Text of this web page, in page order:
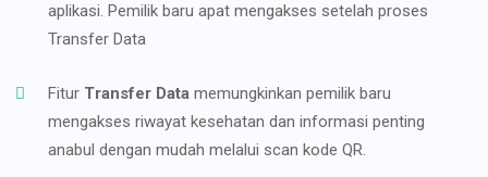
aplikasi. Pemilik baru apat mengakses setelah proses
Transfer Data
Fitur Transfer Data memungkinkan pemilik baru
mengakses riwayat kesehatan dan informasi penting
anabul dengan mudah melalui scan kode QR.